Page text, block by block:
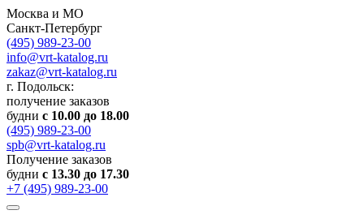
Москва и МО
Санкт-Петербург
(495) 989-23-00
info@vrt-katalog.ru
zakaz@vrt-katalog.ru
г. Подольск:
получение заказов
будни с 10.00 до 18.00
(495) 989-23-00
spb@vrt-katalog.ru
Получение заказов
будни с 13.30 до 17.30
+7 (495) 989-23-00